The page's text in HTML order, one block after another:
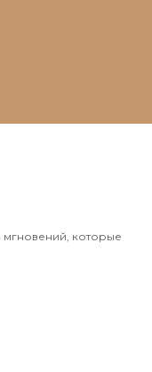
мгновений, которые